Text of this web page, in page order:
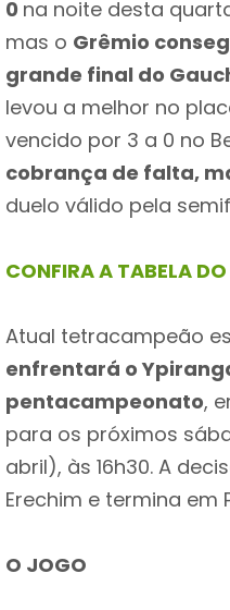
0 na noite desta
mas o Grêmio
grande final do
levou a melhor no
vencido por 3 a 0 no
cobrança de falta,
duelo válido pela
CONFIRA A TABELA
Atual tetracampeão
enfrentará o
pentacampeonato,
para os próximos
abril), às 16h30. A
Erechim e termina em
O JOGO